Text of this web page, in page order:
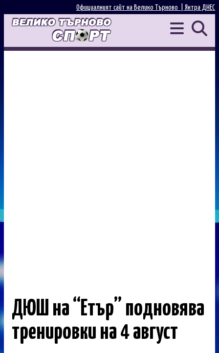
Янтра ДНЕС
Официалният сайт на Велико Търново |
ДЮШ на “Етър” подновява
тренировки на 4 август